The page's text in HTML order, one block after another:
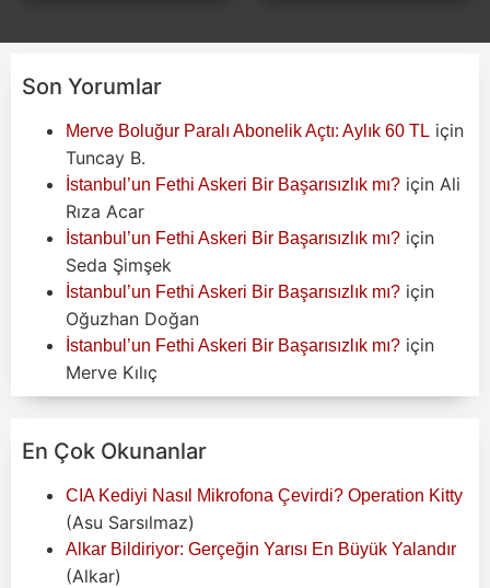
Son Yorumlar
Merve Boluğur Paralı Abonelik Açtı: Aylık 60 TL için
Tuncay B.
İstanbul’un Fethi Askeri Bir Başarısızlık mı? için Ali
Rıza Acar
İstanbul’un Fethi Askeri Bir Başarısızlık mı? için
Seda Şimşek
İstanbul’un Fethi Askeri Bir Başarısızlık mı? için
Oğuzhan Doğan
İstanbul’un Fethi Askeri Bir Başarısızlık mı? için
Merve Kılıç
En Çok Okunanlar
CIA Kediyi Nasıl Mikrofona Çevirdi? Operation Kitty
(Asu Sarsılmaz)
Alkar Bildiriyor: Gerçeğin Yarısı En Büyük Yalandır
(Alkar)